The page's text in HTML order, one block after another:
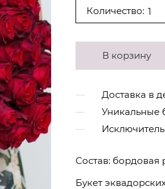
Количество:
В корзину
Доставка в
Уникальные
Состав: бордовая
Букет